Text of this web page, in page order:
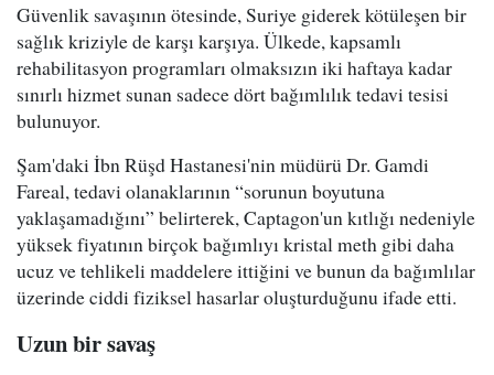
Güvenlik savaşının ötesinde, Suriye giderek kötüleşen bir
sağlık kriziyle de karşı karşıya. Ülkede, kapsamlı
rehabilitasyon programları olmaksızın iki haftaya kadar
sınırlı hizmet sunan sadece dört bağımlılık tedavi tesisi
bulunuyor.
Şam'daki İbn Rüşd Hastanesi'nin müdürü Dr. Gamdi
Fareal, tedavi olanaklarının “sorunun boyutuna
yaklaşamadığını” belirterek, Captagon'un kıtlığı nedeniyle
yüksek fiyatının birçok bağımlıyı kristal meth gibi daha
ucuz ve tehlikeli maddelere ittiğini ve bunun da bağımlılar
üzerinde ciddi fiziksel hasarlar oluşturduğunu ifade etti.
Uzun bir savaş